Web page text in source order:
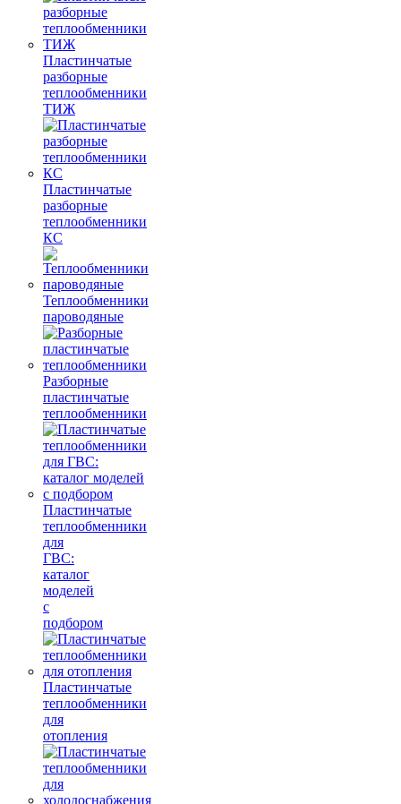
Пластинчатые
разборные
теплообменники
ТИЖ
Пластинчатые
разборные
теплообменники
КC
Теплообменники
пароводяные
Разборные
пластинчатые
теплообменники
Пластинчатые
теплообменники
для
ГВС:
каталог
моделей
с
подбором
Пластинчатые
теплообменники
для
отопления